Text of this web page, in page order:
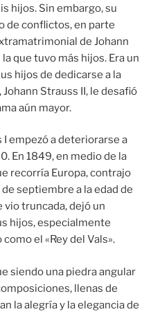
hijos. Sin embargo, su
de conflictos, en parte
de Johann
que tuvo más hijos. Era un
hijos de dedicarse a la
Strauss II, le desafió
aún mayor.
I empezó a deteriorarse a
En 1849, en medio de la
recorría Europa, contrajo
septiembre a la edad de
vio truncada, dejó un
hijos, especialmente
el «Rey del Vals».
siendo una piedra angular
llenas de
la alegría y la elegancia de